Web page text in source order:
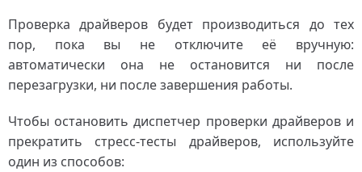
Проверка драйверов будет производиться до тех
пор, пока вы не отключите её вручную:
автоматически она не остановится ни после
перезагрузки, ни после завершения работы.
Чтобы остановить диспетчер проверки драйверов и
прекратить стресс-тесты драйверов, используйте
один из способов: